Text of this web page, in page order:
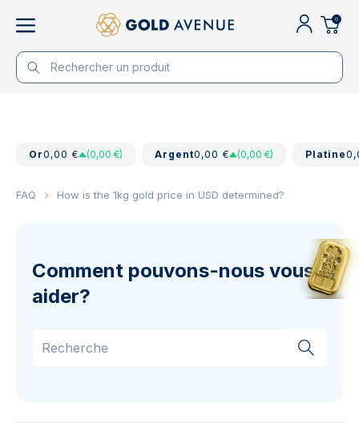
0
Or0,00 € (0,00 €) Argent0,00 € (0,00 €) Platine
FAQ How is the 1kg gold price in USD determined?
Comment pouvons-nous vous
aider?